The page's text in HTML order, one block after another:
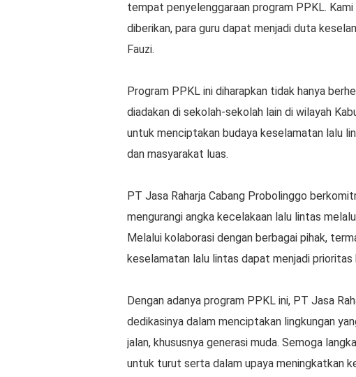
tempat penyelenggaraan program PPKL.
diberikan, para guru dapat menjadi duta
Fauzi.
Program PPKL ini diharapkan tidak hanya
diadakan di sekolah-sekolah lain di wilayah
untuk menciptakan budaya keselamatan lalu
dan masyarakat luas.
PT Jasa Raharja Cabang Probolinggo
mengurangi angka kecelakaan lalu lintas
Melalui kolaborasi dengan berbagai pihak,
keselamatan lalu lintas dapat menjadi prioritas
Dengan adanya program PPKL ini, PT Jasa
dedikasinya dalam menciptakan lingkungan
jalan, khususnya generasi muda. Semoga
untuk turut serta dalam upaya meningkatkan